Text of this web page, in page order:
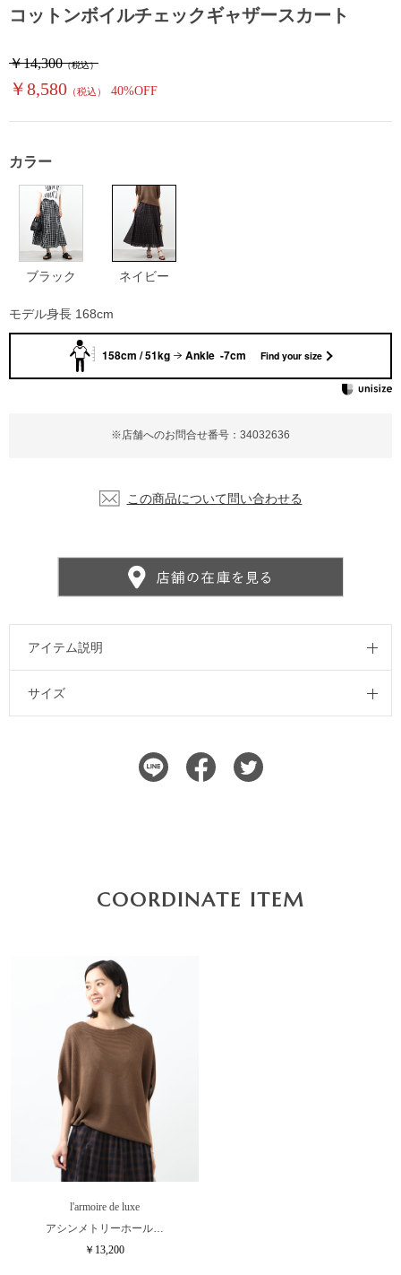
コットンボイルチェックギャザースカート
￥14,300（税込）
￥8,580 （税込） 40%OFF
※店舗へのお問合せ番号：34032636
カラー
ブラック ネイビー
この商品について問い合わせる
モデル身長 168cm
アイテム説明
サイズ
158cm / 51kg Ankle -7cm Find your size
COORDINATE ITEM
l'armoire de luxe
アシンメトリーホール…
￥13,200